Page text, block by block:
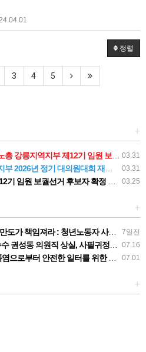
정렬
3 4 5
+
03.31
역지부 제12기 임원 보궐선거결과 공고
03.31
년 정기 대의원대회 재소집 건
03.25
임원 보궐선거 후보자 확정 공고
+
7일전
사망사고의 철저한 진상규명과 재발방지 대책 마련하라
07.16
성동 의원직 상실, 사필귀정이다
07.01
위한 민주노총 강원지역본부 폭염감시단 선포 기자회견
+